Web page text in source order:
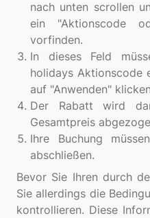
nach unten scrollen
ein "Aktionscode
vorfinden.
In dieses Feld
holidays Aktionscode
auf "Anwenden"
Der Rabatt wird
Gesamtpreis
Ihre Buchung
abschließen.
Bevor Sie Ihren durch
Sie allerdings die
kontrollieren. Diese